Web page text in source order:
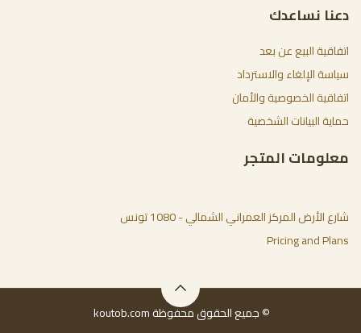
دعنا نساعدك
اتفاقية البيع عن بعد
سياسة الإلغاء والاسترداد
اتفاقية الخصوصية والأمان
حماية البيانات الشخصية
معلومات المتجر
شارع الأرض المركز العمراني الشمالي - 1080 تونس
Pricing and Plans
© جميع الحقوق محفوظة koutob.com